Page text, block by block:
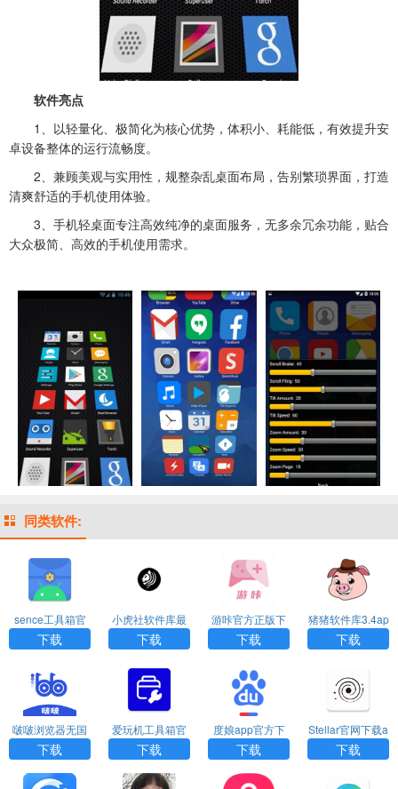
软件亮点
1、以轻量化、极简化为核心优势，体积小、耗能低，有效提升安
卓设备整体的运行流畅度。
2、兼顾美观与实用性，规整杂乱桌面布局，告别繁琐界面，打造
清爽舒适的手机使用体验。
3、手机轻桌面专注高效纯净的桌面服务，无多余冗余功能，贴合
大众极简、高效的手机使用需求。
同类软件:
sence工具箱官
方版下载
下载
小虎社软件库最
新版本
下载
游咔官方正版下
载
下载
猪猪软件库3.4ap
k
下载
啵啵浏览器无国
界全球通最新版
下载
爱玩机工具箱官
网版下载
下载
度娘app官方下
载
下载
Stellar官网下载a
pp
下载